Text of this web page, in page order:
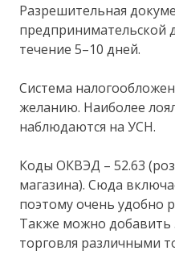
Разрешительная
предпринимательской
течение 5–10 дней.
Система
желанию. Наиболее
наблюдаются на УСН.
Коды ОКВЭД – 52.63
магазина). Сюда
поэтому очень удобно
Также можно добавить
торговля различными